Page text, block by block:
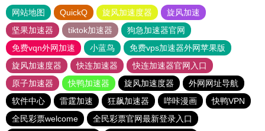
网站地图 QuickQ 旋风加速度器
旋风加速
坚果加速器
tiktok加速器
狗急加速器官网
免费vqn外网加速
小蓝鸟
免费vps加速器外网苹果版
旋风加速度器
快连加速器
快连加速器官网入口
原子加速器
快鸭加速器 旋风加速度器
外网网址导航
软件中心
雷霆加速 狂飙加速器 哔咔漫画
快鸭VPN
全民彩票welcome
全民彩票官网最新登录入口